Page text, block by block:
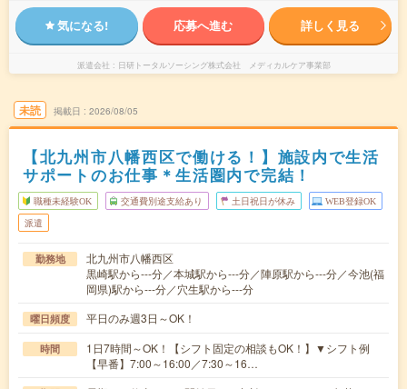
気になる! 応募へ進む 詳しく見る
派遣会社 日研トータルソーシング株式会社 メディカルケア事業部
未読 掲載日 2026/08/05
【北九州市八幡西区で働ける！】施設内で生活
サポートのお仕事＊生活圏内で完結！
職種未経験OK 交通費別途支給あり 土日祝日が休み WEB登録OK
派遣
勤務地
北九州市八幡西区
黒崎駅から---分／本城駅から---分／陣原駅から---分／今池(福
岡県)駅から---分／穴生駅から---分
曜日頻度 平日のみ週3日～OK！
時間
1日7時間～OK！【シフト固定の相談もOK！】▼シフト例
【早番】7:00～16:00／7:30～16…